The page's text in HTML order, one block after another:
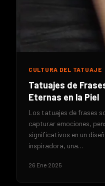
CULTURA DEL TATUAJE
Tatuajes de
Eternas en la Piel
Los tatuajes de frases
capturar emociones,
significativos en un
inspiradora, una…
26 Ene 2025